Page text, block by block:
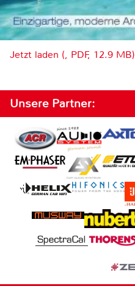
Jetzt laden (, PDF, 12.9 MB)
Unsere Partner: